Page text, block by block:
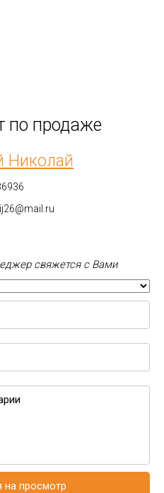
по продаже
Николай
свяжется с Вами
на просмотр